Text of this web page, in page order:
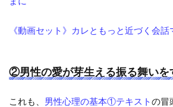
《動画セット》カレともっと近づく会話
②男性の愛が芽生える振る舞いを
これも、 男性心理の基本①テキストの冒